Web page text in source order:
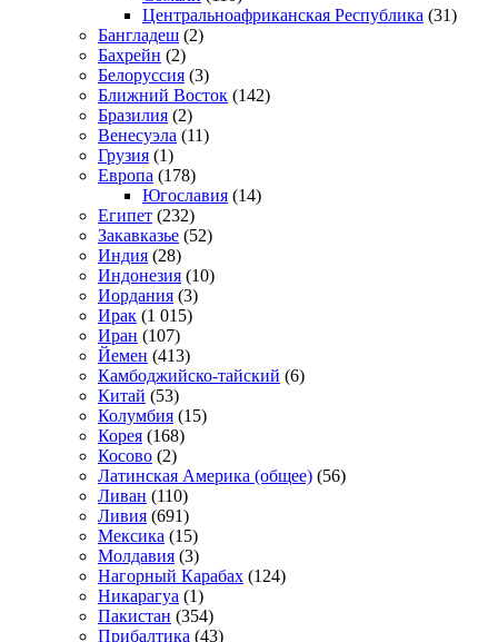
Центральноафриканская Республика (31)
Бангладеш (2)
Бахрейн (2)
Белоруссия (3)
Ближний Восток (142)
Бразилия (2)
Венесуэла (11)
Грузия (1)
Европа (178)
Югославия (14)
Египет (232)
Закавказье (52)
Индия (28)
Индонезия (10)
Иордания (3)
Ирак (1 015)
Иран (107)
Йемен (413)
Камбоджийско-тайский (6)
Китай (53)
Колумбия (15)
Корея (168)
Косово (2)
Латинская Америка (общее) (56)
Ливан (110)
Ливия (691)
Мексика (15)
Молдавия (3)
Нагорный Карабах (124)
Никарагуа (1)
Пакистан (354)
Прибалтика (43)